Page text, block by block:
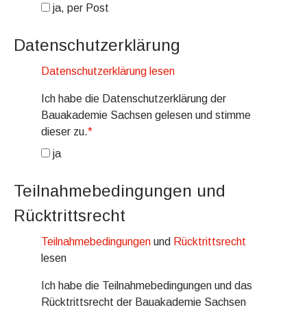
ja, per Post
Datenschutzerklärung
Datenschutzerklärung lesen
Ich habe die Datenschutzerklärung der
Bauakademie Sachsen gelesen und stimme
dieser zu.*
ja
Teilnahmebedingungen und
Rücktrittsrecht
Teilnahmebedingungen und Rücktrittsrecht
lesen
Ich habe die Teilnahmebedingungen und das
Rücktrittsrecht der Bauakademie Sachsen